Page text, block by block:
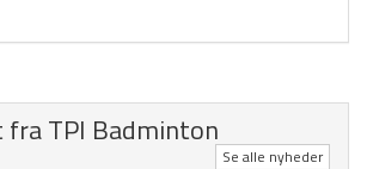
fra TPI Badminton
Se alle nyheder